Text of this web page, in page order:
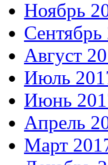
Ноябрь
Сентябрь
Август
Июль
Июнь
Апрель
Март